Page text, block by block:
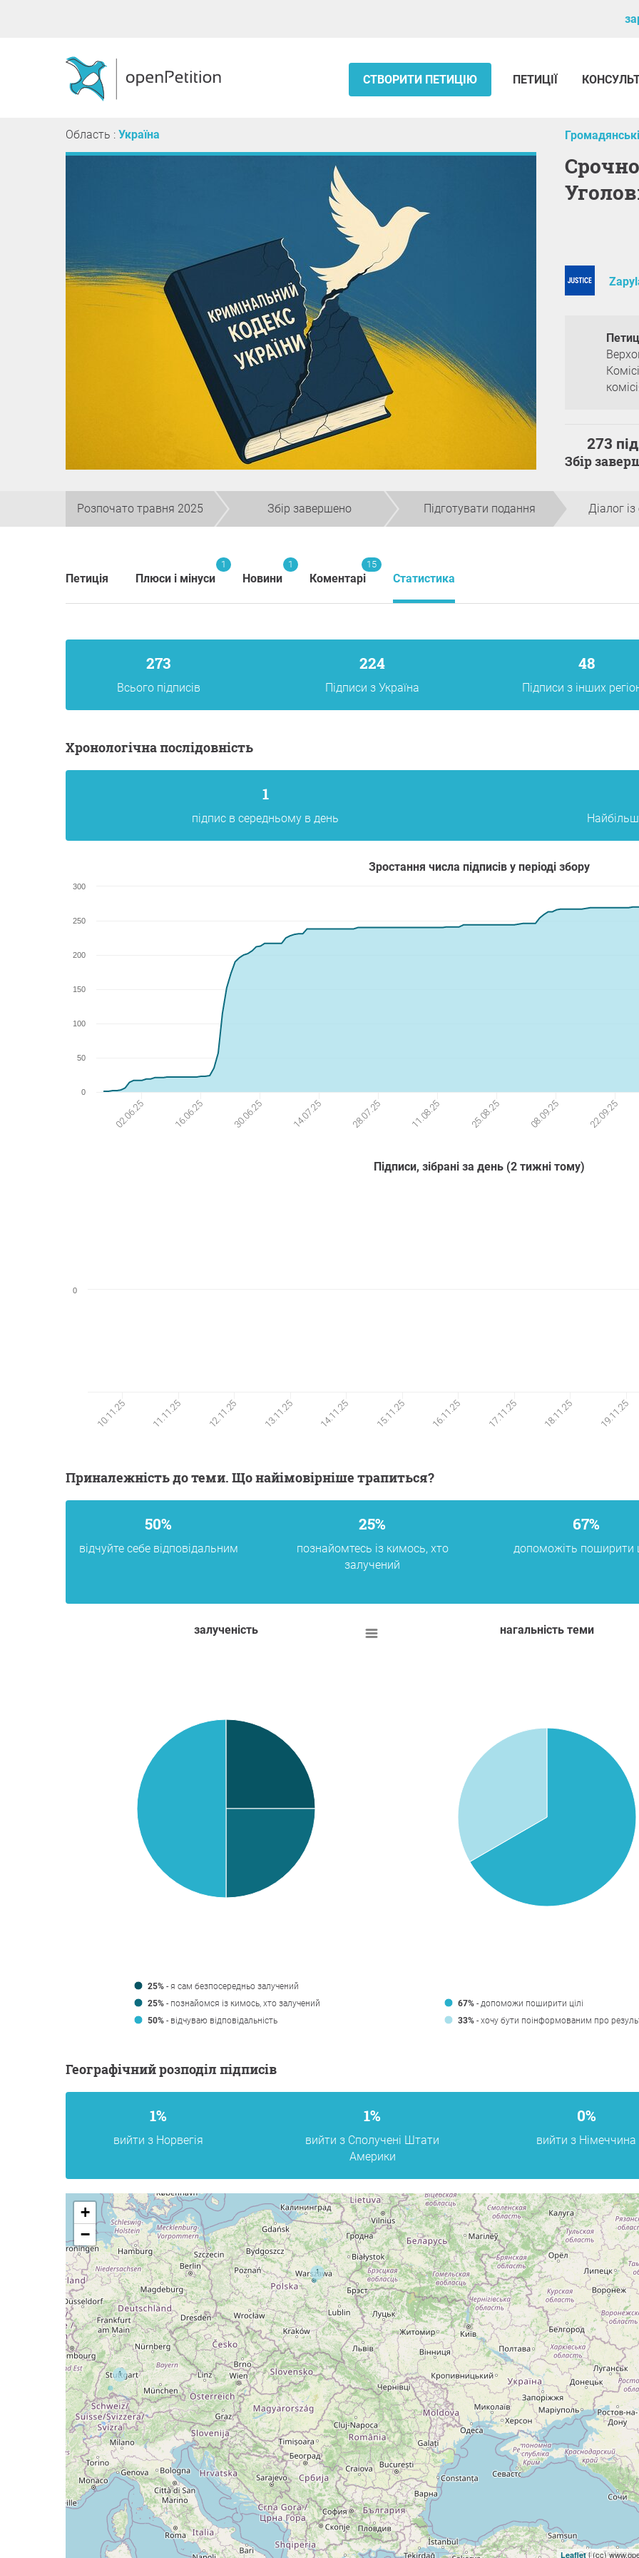
СТВОРИТИ ПЕТИЦІЮ ПЕТИЦІЇ
Область : Україна
Срочное принятие нового
273
Збір
Розпочато травня 2025 Збір завершено Підготувати подання Діалог
Петиція Плюси і мінуси
1
Новини
1
Коментарі
15
Статистика
273
Всього підписів
224
Підписи з Україна
48
Підписи з інших
хронологічна послідовність
1
підпис в середньому в день
Зростання числа підписів у періоді збору
02.06.25 16.06.25 30.06.25 14.07.25 28.07.25 11.08.25 25.08.25 08.09.25 22.09.25
0
50
100
150
200
250
300
Підписи, зібрані за день (2 тижні тому)
10.11.25 11.11.25 12.11.25 13.11.25 14.11.25 15.11.25 16.11.25 17.11.25 18.11.25 19.11.25
0
Приналежність до теми. Що найімовірніше трапиться?
50%
відчуйте себе відповідальним
25%
познайомтесь із кимось, хто
залучений
67%
допоможіть поширити
залученість
25% - я сам безпосередньо залучений
25% - познайомся із кимось, хто залучений
50% - відчуваю відповідальність
нагальність теми
67% - допоможи поширити цілі
33% - хочу бути поінформованим про
Географічний розподіл підписів
1%
вийти з Норвегія
1%
вийти з Сполучені Штати
Америки
0%
вийти з Німеччина
+
−
Leaflet| (cc)